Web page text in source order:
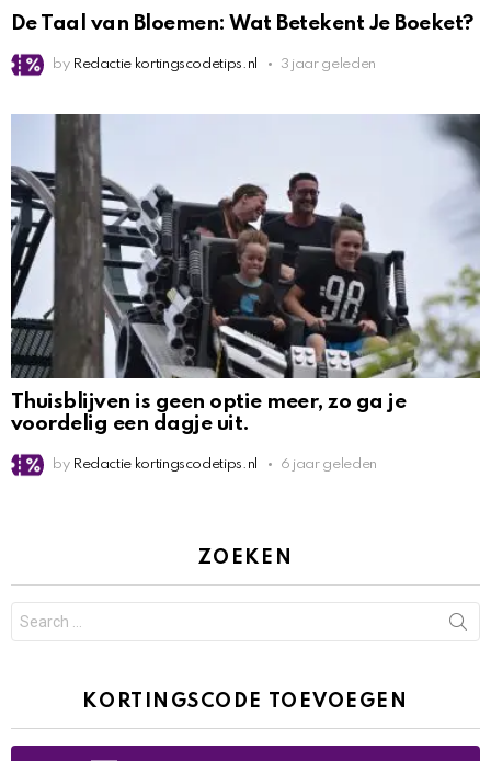
De Taal van Bloemen: Wat Betekent Je Boeket?
by Redactie kortingscodetips.nl 3 jaar geleden
Thuisblijven is geen optie meer, zo ga je
voordelig een dagje uit.
by Redactie kortingscodetips.nl 6 jaar geleden
ZOEKEN
for:
KORTINGSCODE TOEVOEGEN